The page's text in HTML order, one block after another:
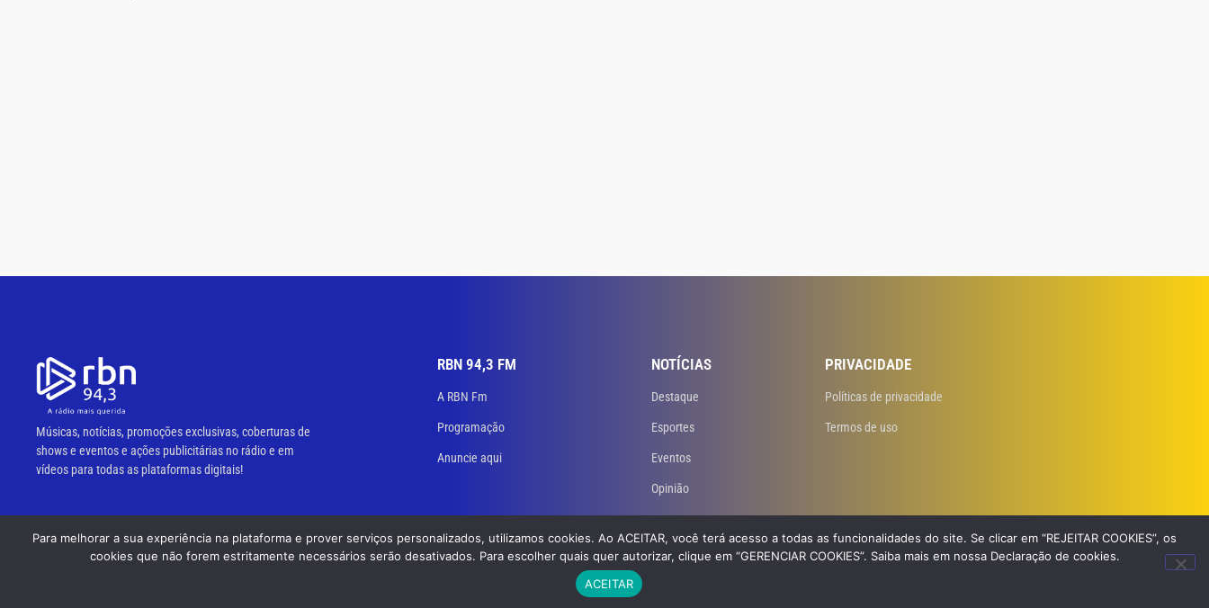
Músicas, notícias, promoções exclusivas, coberturas de
shows e eventos e ações publicitárias no rádio e em
vídeos para todas as plataformas digitais!
RBN 94,3 FM
A RBN Fm
Programação
Anuncie aqui
NOTÍCIAS
Destaque
Esportes
Eventos
Opinião
PRIVACIDADE
Políticas de privacidade
Termos de uso
© 2023 RBN 94,3 FM. Todos os direitos reservados. Desenvolvido por GB Dev – Agência de Websites
Para melhorar a sua experiência na plataforma e prover serviços personalizados, utilizamos cookies. Ao ACEITAR, você terá acesso a todas as funcionalidades do site. Se clicar em “REJEITAR COOKIES”, os
cookies que não forem estritamente necessários serão desativados. Para escolher quais quer autorizar, clique em “GERENCIAR COOKIES”. Saiba mais em nossa Declaração de cookies.
ACEITAR